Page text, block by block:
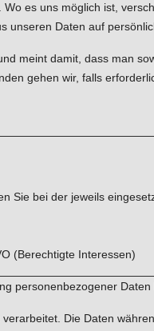
es uns möglich ist,
Daten auf
meint damit, dass man
gehen wir, falls
Sie bei der jeweils
(Berechtigte Interessen)
personenbezogener Daten
Die Daten